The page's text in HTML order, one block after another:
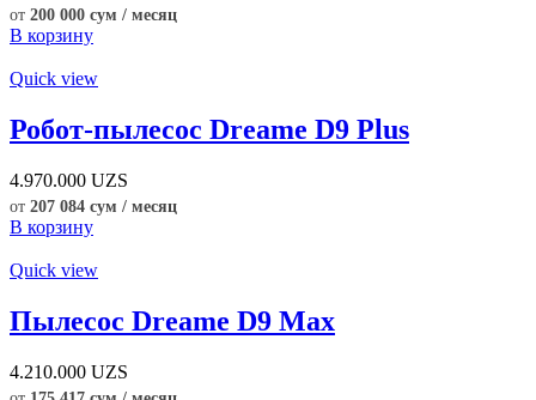
от 200 000 сум / месяц
В корзину
Quick view
Робот-пылесос Dreame D9 Plus
4.970.000 UZS
от 207 084 сум / месяц
В корзину
Quick view
Пылесос Dreame D9 Max
4.210.000 UZS